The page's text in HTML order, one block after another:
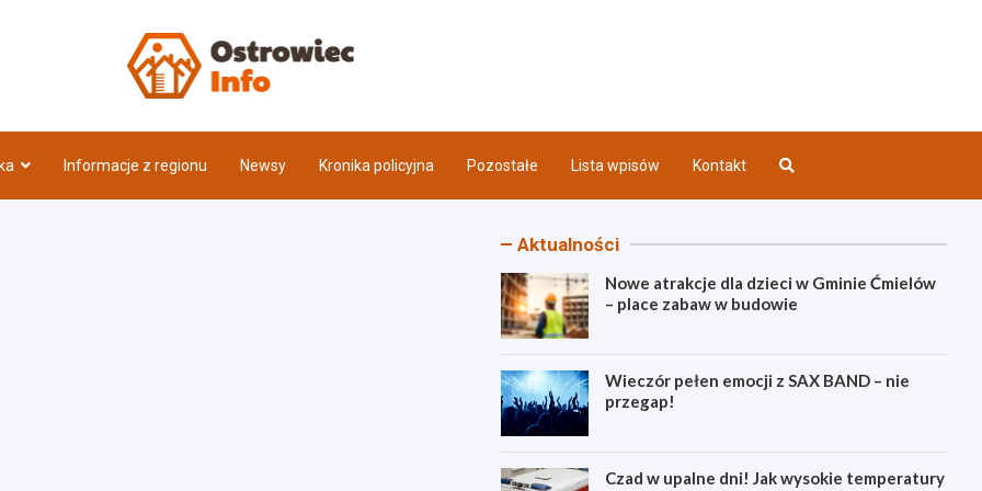
Informacje z regionu Newsy Kronika policyjna Pozostałe Lista wpisów Kontakt
Aktualności
Nowe atrakcje dla dzieci w Gminie Ćmielów
– place zabaw w budowie
Wieczór pełen emocji z SAX BAND – nie
przegap!
Czad w upalne dni! Jak wysokie temperatury